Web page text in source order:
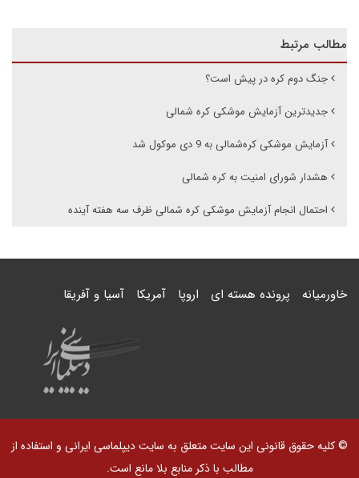
مطالب مرتبط
جنگ دوم کره در پیش است؟
جدیدترین آزمایش موشکی کره شمالی
آزمایش موشکی کره‌شمالی به 9 دی موکول شد
هشدار شورای امنیت به کره شمالی
احتمال انجام آزمایش موشکی کره شمالی ظرف سه هفته آینده
خاورمیانه پرونده هسته ای اروپا آمریکا آسیا و آفریقا
© کلیه حقوق قانونی این سایت متعلق به سایت دیپلماسی ایرانی و استفاده از
مطالب با ذکر منابع بلا مانع است.